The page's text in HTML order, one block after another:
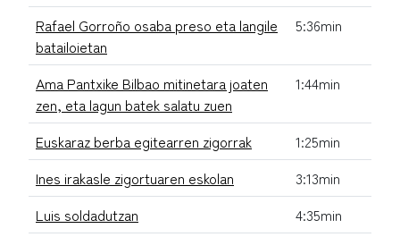
Rafael Gorroño osaba preso eta langile
batailoietan
5:36min
Ama Pantxike Bilbao mitinetara joaten
zen, eta lagun batek salatu zuen
1:44min
Euskaraz berba egitearren zigorrak
1:25min
Ines irakasle zigortuaren eskolan
3:13min
Luis soldadutzan
4:35min